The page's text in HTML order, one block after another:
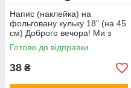
Напис (наклейка) на
фольговану кульку 18" (на 45
см) Доброго вечора! Ми з
України! (будь-який колір)
Готово до відправки
38 ₴